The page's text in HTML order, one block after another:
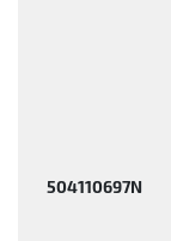
504110697N